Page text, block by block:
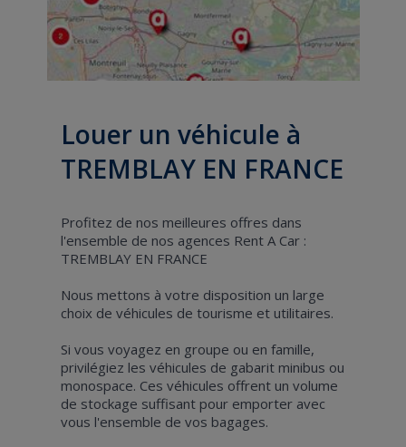
Louer un véhicule à
TREMBLAY EN FRANCE
Profitez de nos meilleures offres dans
l'ensemble de nos agences Rent A Car :
TREMBLAY EN FRANCE
Nous mettons à votre disposition un large
choix de véhicules de tourisme et utilitaires.
Si vous voyagez en groupe ou en famille,
privilégiez les véhicules de gabarit minibus ou
monospace. Ces véhicules offrent un volume
de stockage suffisant pour emporter avec
vous l'ensemble de vos bagages.